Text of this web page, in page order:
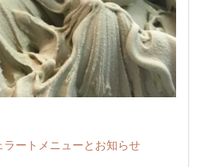
ートメニューとお知らせ